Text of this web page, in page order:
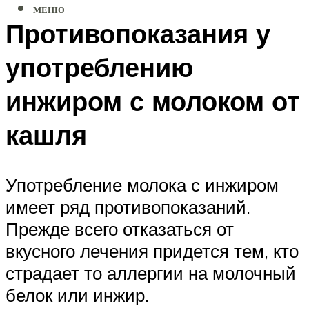
МЕНЮ
Противопоказания у
употреблению
инжиром с молоком от
кашля
Употребление молока с инжиром
имеет ряд противопоказаний.
Прежде всего отказаться от
вкусного лечения придется тем, кто
страдает то аллергии на молочный
белок или инжир.